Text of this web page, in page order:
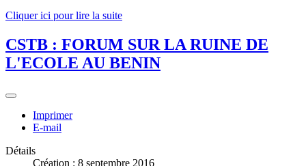
Cliquer ici pour lire la suite
CSTB : FORUM SUR LA RUINE DE
L'ECOLE AU BENIN
Imprimer
E-mail
Détails
Création : 8 septembre 2016